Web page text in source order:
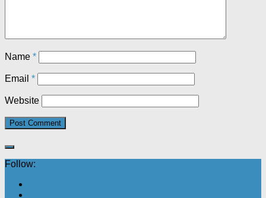
Name *
Email *
Website
Follow: